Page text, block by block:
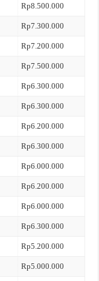
Rp8.500.000
Rp7.300.000
Rp7.200.000
Rp7.500.000
Rp6.300.000
Rp6.300.000
Rp6.200.000
Rp6.300.000
Rp6.000.000
Rp6.200.000
Rp6.000.000
Rp6.300.000
Rp5.200.000
Rp5.000.000